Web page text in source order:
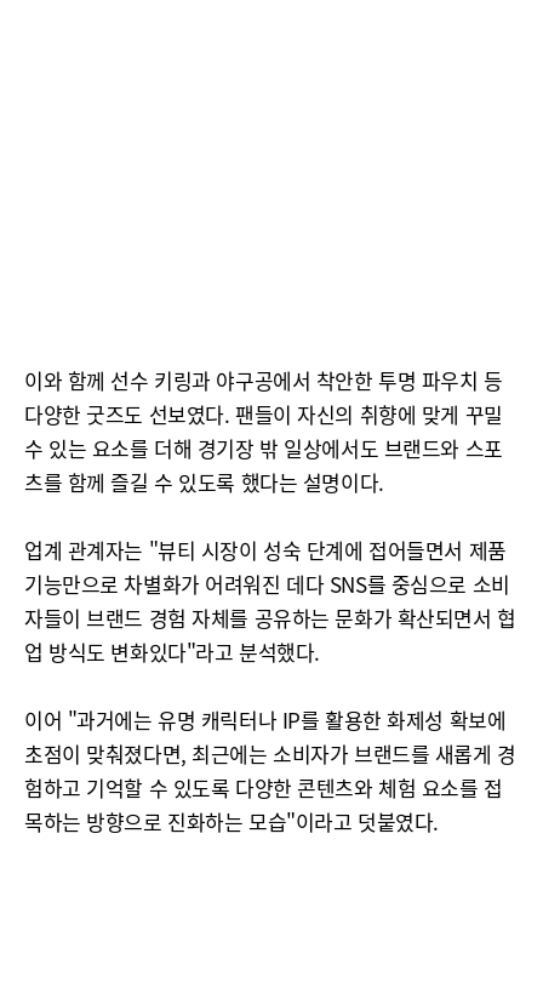
이와 함께 선수 키링과 야구공에서 착안한 투명 파우치 등
다양한 굿즈도 선보였다. 팬들이 자신의 취향에 맞게 꾸밀
수 있는 요소를 더해 경기장 밖 일상에서도 브랜드와 스포
츠를 함께 즐길 수 있도록 했다는 설명이다.
업계 관계자는 "뷰티 시장이 성숙 단계에 접어들면서 제품
기능만으로 차별화가 어려워진 데다 SNS를 중심으로 소비
자들이 브랜드 경험 자체를 공유하는 문화가 확산되면서 협
업 방식도 변화있다"라고 분석했다.
이어 "과거에는 유명 캐릭터나 IP를 활용한 화제성 확보에
초점이 맞춰졌다면, 최근에는 소비자가 브랜드를 새롭게 경
험하고 기억할 수 있도록 다양한 콘텐츠와 체험 요소를 접
목하는 방향으로 진화하는 모습"이라고 덧붙였다.